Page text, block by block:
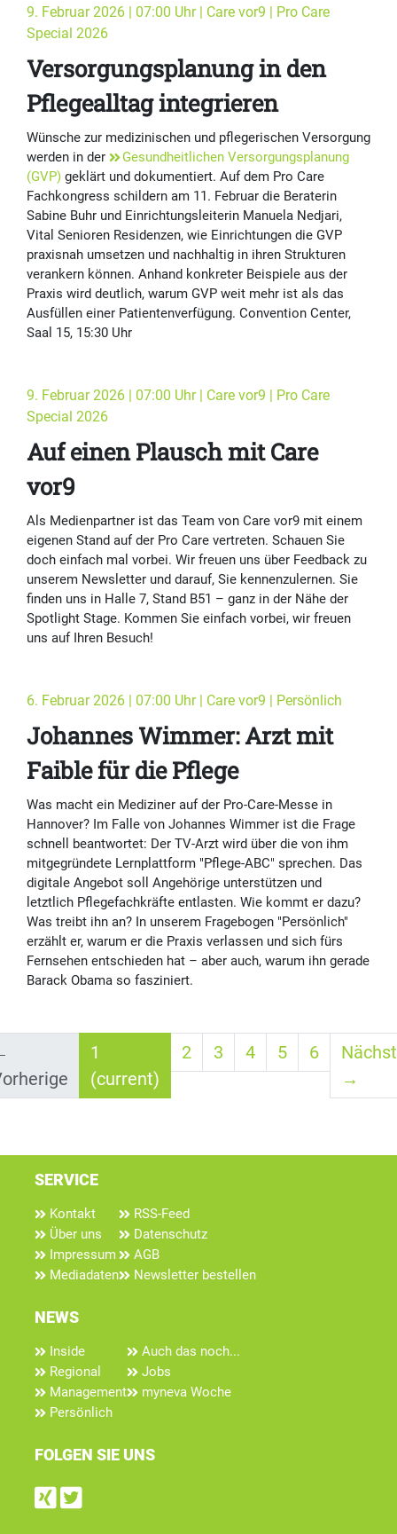
9. Februar 2026 | 07:00 Uhr | Care vor9 | Pro Care
Special 2026
Versorgungsplanung in den
Pflegealltag integrieren
Wünsche zur medizinischen und pflegerischen Versorgung
werden in der
Gesundheitlichen Versorgungsplanung
(GVP) geklärt und dokumentiert. Auf dem Pro Care
Fachkongress schildern am 11. Februar die Beraterin
Sabine Buhr und Einrichtungsleiterin Manuela Nedjari,
Vital Senioren Residenzen, wie Einrichtungen die GVP
praxisnah umsetzen und nachhaltig in ihren Strukturen
verankern können. Anhand konkreter Beispiele aus der
Praxis wird deutlich, warum GVP weit mehr ist als das
Ausfüllen einer Patientenverfügung. Convention Center,
Saal 15, 15:30 Uhr
9. Februar 2026 | 07:00 Uhr | Care vor9 | Pro Care
Special 2026
Auf einen Plausch mit Care
vor9
Als Medienpartner ist das Team von Care vor9 mit einem
eigenen Stand auf der Pro Care vertreten. Schauen Sie
doch einfach mal vorbei. Wir freuen uns über Feedback zu
unserem Newsletter und darauf, Sie kennenzulernen. Sie
finden uns in Halle 7, Stand B51 – ganz in der Nähe der
Spotlight Stage. Kommen Sie einfach vorbei, wir freuen
uns auf Ihren Besuch!
6. Februar 2026 | 07:00 Uhr | Care vor9 | Persönlich
Johannes Wimmer: Arzt mit
Faible für die Pflege
Was macht ein Mediziner auf der Pro-Care-Messe in
Hannover? Im Falle von Johannes Wimmer ist die Frage
schnell beantwortet: Der TV-Arzt wird über die von ihm
mitgegründete Lernplattform "Pflege-ABC" sprechen. Das
digitale Angebot soll Angehörige unterstützen und
letztlich Pflegefachkräfte entlasten. Wie kommt er dazu?
Was treibt ihn an? In unserem Fragebogen "Persönlich"
erzählt er, warum er die Praxis verlassen und sich fürs
Fernsehen entschieden hat – aber auch, warum ihn gerade
Barack Obama so fasziniert.
1
(current)
2 3 4 5 6
→
SERVICE
Kontakt
Über uns
Impressum
Mediadaten
RSS-Feed
Datenschutz
AGB
Newsletter bestellen
NEWS
Inside
Regional
Management
Persönlich
Auch das noch...
Jobs
myneva Woche
FOLGEN SIE UNS
Find us on Xing
Follow us on Twitter